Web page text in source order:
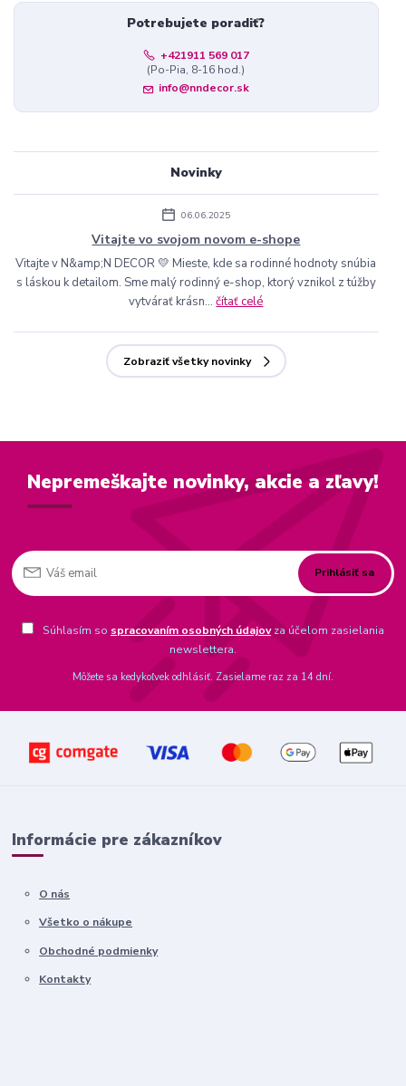
Potrebujete poradiť?
+421911 569 017
(Po-Pia, 8-16 hod.)
info@nndecor.sk
Novinky
06.06.2025
Vitajte vo svojom novom e-shope
Vitajte v N&amp;N DECOR 💛 Mieste, kde sa rodinné hodnoty snúbia
s láskou k detailom. Sme malý rodinný e-shop, ktorý vznikol z túžby
vytvárať krásn...čítať celé
Zobraziť všetky novinky
Nepremeškajte novinky, akcie a zľavy!
Prihlásiť sa
Súhlasím so spracovaním osobných údajovza účelom zasielania
newslettera.
Môžete sa kedykoľvek odhlásiť. Zasielame raz za 14 dní.
Informácie pre zákazníkov
O nás
Všetko o nákupe
Obchodné podmienky
Kontakty